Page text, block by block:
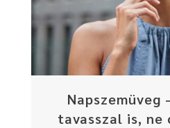
Napszemüveg
tavasszal is, ne